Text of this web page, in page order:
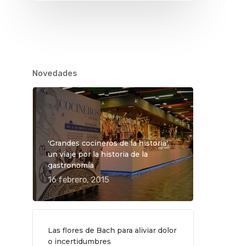
Novedades
'Grandes cocineros de la historia',
un viaje por la historia de la
gastronomía
16 febrero, 2015
Las flores de Bach para aliviar dolor
o incertidumbres
Novedades
Cine
Música
Bares Y Cafés
Gourmet
Gastro
CONTACTO